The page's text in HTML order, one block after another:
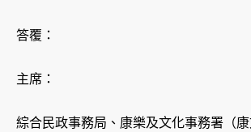
答覆：
主席：
綜合民政事務局、康樂及文化事務署（